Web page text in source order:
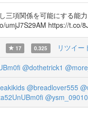
三項関係を可能にする
umjJ7S29AM https://t.co/
17 0.325 リツイー
@dothetrick1
@breadlover555